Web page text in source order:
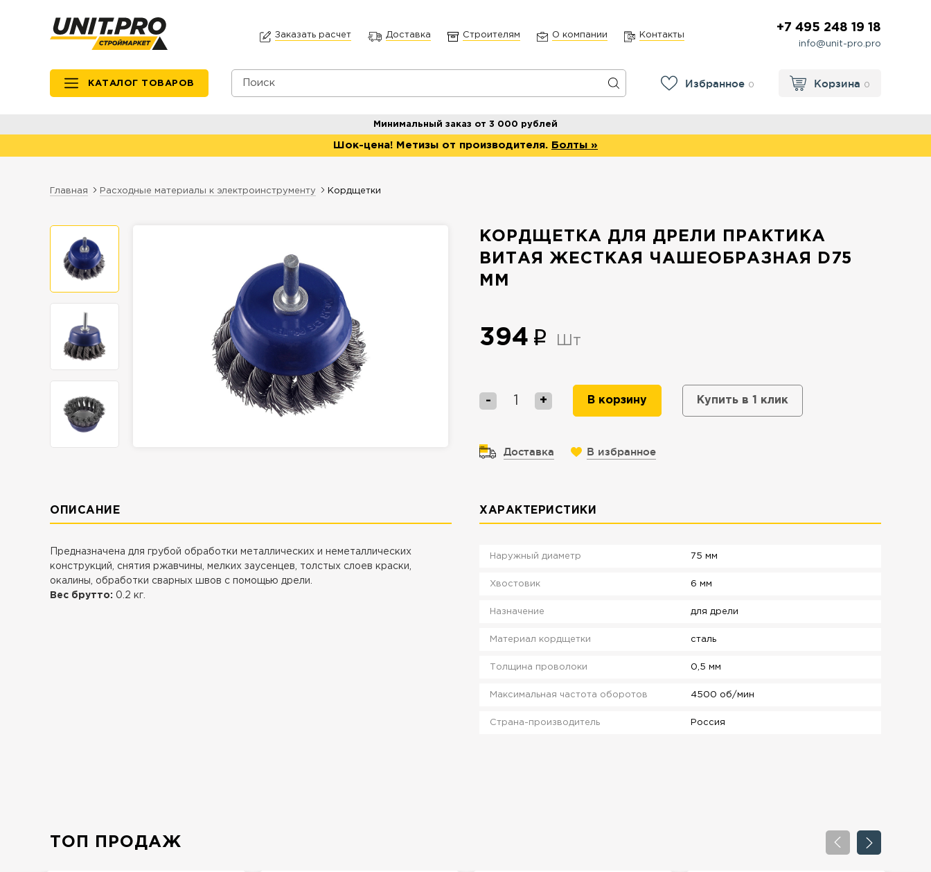
Заказать расчет Доставка Строителям О компании Контакты
+7 495 248 19 18
info@unit-pro.pro
КАТАЛОГ ТОВАРОВ Избранное 0 Корзина 0
Минимальный заказ от 3 000 рублей
Шок-цена! Метизы от производителя. Болты »
Главная Расходные материалы к электроинструменту Кордщетки
КОРДЩЕТКА ДЛЯ ДРЕЛИ ПРАКТИКА
ВИТАЯ ЖЕСТКАЯ ЧАШЕОБРАЗНАЯ D75
ММ
394 Шт
- + В корзину Купить в 1 клик
Доставка В избранное
ОПИСАНИЕ
Предназначена для грубой обработки металлических и неметаллических
конструкций, снятия ржавчины, мелких заусенцев, толстых слоев краски,
окалины, обработки сварных швов с помощью дрели.
Вес брутто: 0.2 кг.
ХАРАКТЕРИСТИКИ
Наружный диаметр 75 мм
Хвостовик 6 мм
Назначение для дрели
Материал кордщетки сталь
Толщина проволоки 0,5 мм
Максимальная частота оборотов 4500 об/мин
Страна-производитель Россия
ТОП ПРОДАЖ